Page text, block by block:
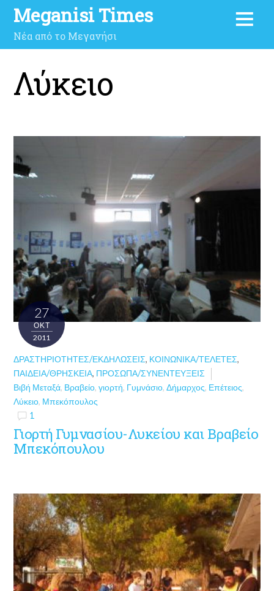
Meganisi Times
Νέα από το Μεγανήσι
Λύκειο
27
ΟΚΤ
2011
ΔΡΑΣΤΗΡΙΌΤΗΤΕΣ/ΕΚΔΗΛΏΣΕΙΣ, ΚΟΙΝΩΝΙΚΆ/ΤΕΛΕΤΈΣ,
ΠΑΙΔΕΊΑ/ΘΡΗΣΚΕΊΑ, ΠΡΌΣΩΠΑ/ΣΥΝΕΝΤΕΎΞΕΙΣ
Βιβή Μεταξά, Βραβείο,γιορτή, Γυμνάσιο,Δήμαρχος, Επέτειος,
Λύκειο, Μπεκόπουλος
1
Γιορτή Γυμνασίου-Λυκείου και Βραβείο
Μπεκόπουλου